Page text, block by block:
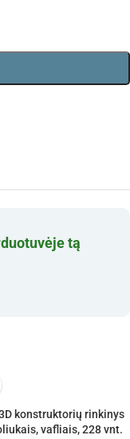
tą
konstruktorių rinkinys
vafliais, 228 vnt.